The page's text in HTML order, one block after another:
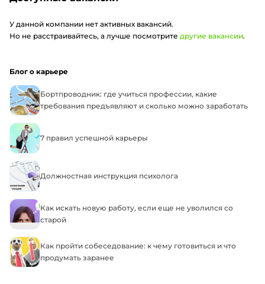
У данной компании нет активных вакансий.
Но не расстраивайтесь, а лучше посмотрите другие вакансии.
Блог о карьере
Бортпроводник: где учиться профессии, какие
требования предъявляют и сколько можно заработать
7 правил успешной карьеры
Должностная инструкция психолога
Как искать новую работу, если еще не уволился со
старой
Как пройти собеседование: к чему готовиться и что
продумать заранее